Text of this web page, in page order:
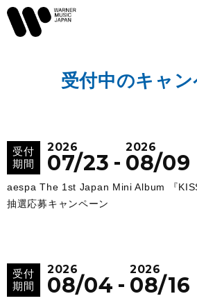
受付中のキャ
受付
期間
2026
07/23 -
2026
08/09
aespa The 1st Japan Mini Album 『
抽選応募キャンペーン
受付
期間
2026
08/04 -
2026
08/16